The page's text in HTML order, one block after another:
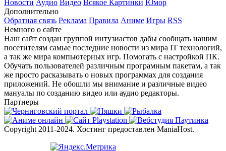
Новости Аудио Видео Всякое Картинки Юмор
Дополнительно
Обратная связь Реклама Правила Аниме Игры RSS
Немного о сайте
Наш сайт создан группой интузиастов дабы сообщать нашим
посетителям самые последние новости из мира IT технологий,
а так же мира компьютерных игр. Помогать с настройкой ПК.
Обучать пользователей различным програмным пакетам, а так
же просто расказывать о новых программах для создания
приложений. Не обошли мы внимание и различные видео
мануалы по созданию видео или аудио редакторы.
Партнеры
Copyright 2011-2024. Хостинг предоставлен ManiaHost.